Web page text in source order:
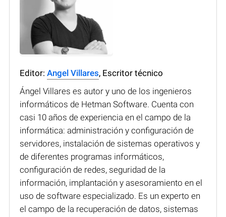
Editor: Angel Villares, Escritor técnico
Ángel Villares es autor y uno de los ingenieros
informáticos de Hetman Software. Cuenta con
casi 10 años de experiencia en el campo de la
informática: administración y configuración de
servidores, instalación de sistemas operativos y
de diferentes programas informáticos,
configuración de redes, seguridad de la
información, implantación y asesoramiento en el
uso de software especializado. Es un experto en
el campo de la recuperación de datos, sistemas